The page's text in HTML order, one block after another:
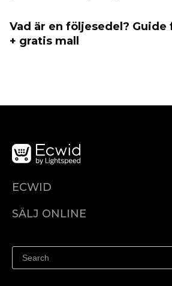
Vad är en följesedel?
+ gratis mall
ECWID
Pris
SÄLJ ONLINE
Sälj på Facebook
Sälj på Instagram